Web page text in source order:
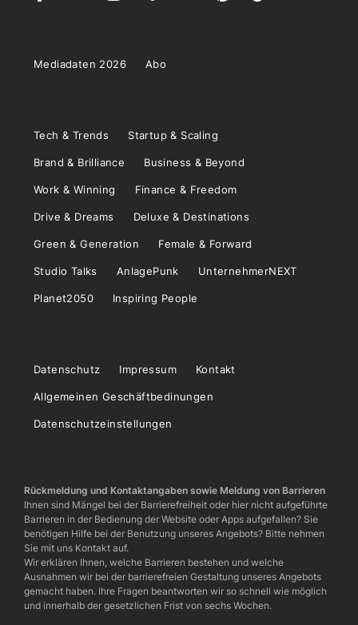
Mediadaten 2026 Abo
Tech & Trends Startup & Scaling
Brand & Brilliance Business & Beyond
Work & Winning Finance & Freedom
Drive & Dreams Deluxe & Destinations
Green & Generation Female & Forward
Studio Talks AnlagePunk UnternehmerNEXT
Planet2050 Inspiring People
Datenschutz Impressum Kontakt
Allgemeinen Geschäftbedinungen
Datenschutzeinstellungen
Rückmeldung und Kontaktangaben sowie Meldung von Barrieren
Ihnen sind Mängel bei der Barrierefreiheit oder hier nicht aufgeführte
Barrieren in der Bedienung der Website oder Apps aufgefallen? Sie
benötigen Hilfe bei der Benutzung unseres Angebots? Bitte nehmen
Sie mit uns Kontakt auf.
Wir erklären Ihnen, welche Barrieren bestehen und welche
Ausnahmen wir bei der barrierefreien Gestaltung unseres Angebots
gemacht haben. Ihre Fragen beantworten wir so schnell wie möglich
und innerhalb der gesetzlichen Frist von sechs Wochen.